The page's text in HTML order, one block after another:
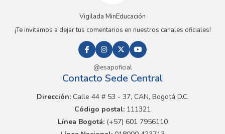
Vigilada MinEducación
¡Te invitamos a dejar tus comentarios en nuestros canales oficiales!
@esapoficial
Contacto Sede Central
Dirección:Calle 44 # 53 - 37, CAN, Bogotá D.C.
Código postal: 111321
Línea Bogotá:(+57) 601 7956110